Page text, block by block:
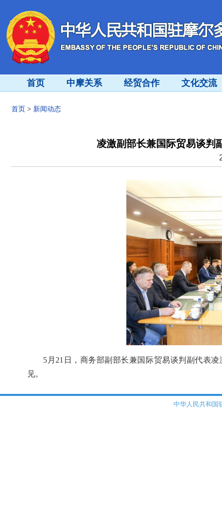
首页 中摩关系 经贸合作 文化交流
首页 > 新闻动态
凌激副部长兼国际贸易谈判
5月21日，商务部副部长兼国际贸易谈判副代表
见。
中华人民共和国